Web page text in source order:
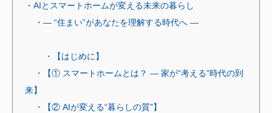
・AIとスマートホームが変える未来の暮らし
・― “住まい”があなたを理解する時代へ ―
・【はじめに】
・【① スマートホームとは？ ― 家が“考える”時代の到
来】
・【② AIが変える“暮らしの質”】